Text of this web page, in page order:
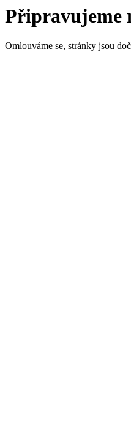
Připravujeme
Omlouváme se, stránky jsou